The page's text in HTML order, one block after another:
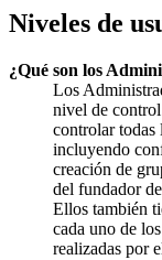
Niveles de
¿Qué son los
Los
nivel de
controlar todas
incluyendo
creación de
del fundador
Ellos también
cada uno de
realizadas por